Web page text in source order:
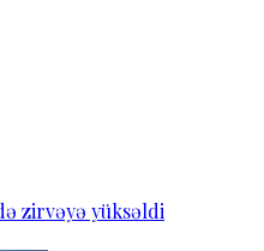
zirvəyə yüksəldi